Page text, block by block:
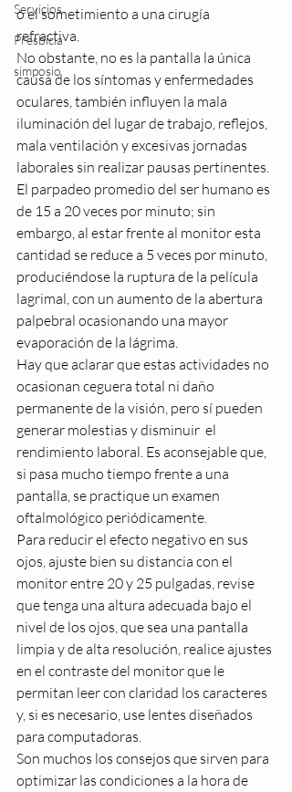
Servicios
Presbicia
simposio
o el sometimiento a una cirugía
refractiva.
No obstante, no es la pantalla la única
causa de los síntomas y enfermedades
oculares, también influyen la mala
iluminación del lugar de trabajo, reflejos,
mala ventilación y excesivas jornadas
laborales sin realizar pausas pertinentes.
El parpadeo promedio del ser humano es
de 15 a 20 veces por minuto; sin
embargo, al estar frente al monitor esta
cantidad se reduce a 5 veces por minuto,
produciéndose la ruptura de la película
lagrimal, con un aumento de la abertura
palpebral ocasionando una mayor
evaporación de la lágrima.
Hay que aclarar que estas actividades no
ocasionan ceguera total ni daño
permanente de la visión, pero sí pueden
generar molestias y disminuir  el
rendimiento laboral. Es aconsejable que,
si pasa mucho tiempo frente a una
pantalla, se practique un examen
oftalmológico periódicamente.
Para reducir el efecto negativo en sus
ojos, ajuste bien su distancia con el
monitor entre 20 y 25 pulgadas, revise
que tenga una altura adecuada bajo el
nivel de los ojos, que sea una pantalla
limpia y de alta resolución, realice ajustes
en el contraste del monitor que le
permitan leer con claridad los caracteres
y, si es necesario, use lentes diseñados
para computadoras.
Son muchos los consejos que sirven para
optimizar las condiciones a la hora de